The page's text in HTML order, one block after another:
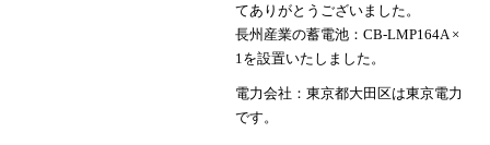
てありがとうございました。
長州産業の蓄電池：CB-LMP164A ×
1を設置いたしました。
電力会社：東京都大田区は東京電力
です。